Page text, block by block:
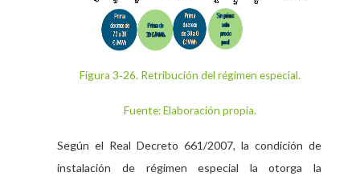
Figura 3‑26. Retribución del régimen especial.
Fuente: Elaboración propia.
Según el Real Decreto 661/2007, la condición de
instalación de régimen especial la otorga la